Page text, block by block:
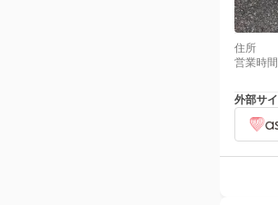
住所
営業時間
外部サ